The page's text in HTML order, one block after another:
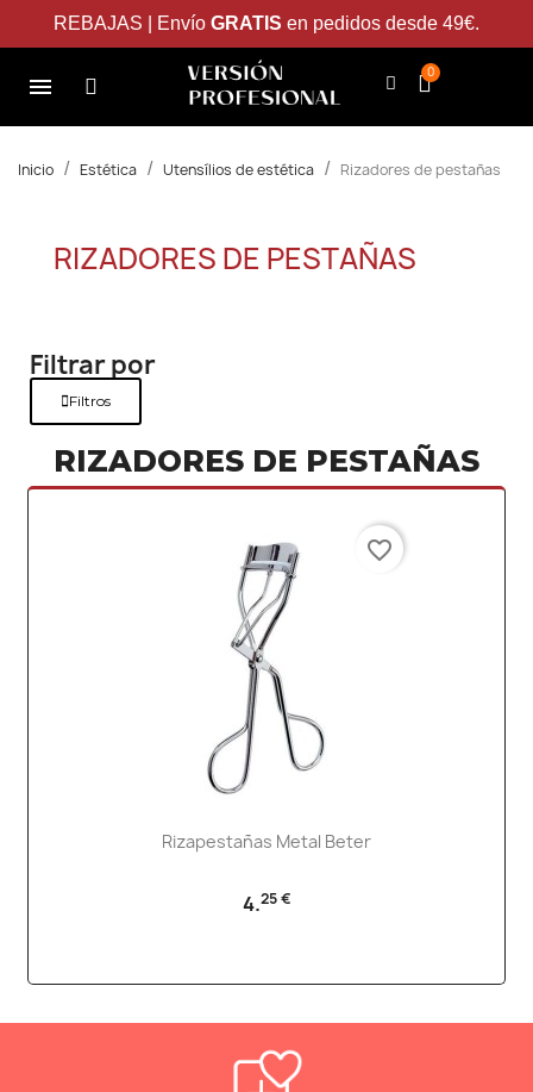
REBAJAS | Envío GRATIS en pedidos desde 49€.
Inicio Estética Utensílios de estética Rizadores de pestañas
RIZADORES DE PESTAÑAS
Filtrar por
Filtros
RIZADORES DE PESTAÑAS
Rizapestañas Metal Beter
4.25 €
favorite_border